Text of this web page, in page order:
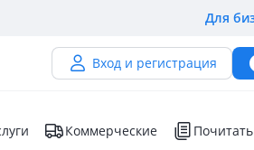
Для
Вход и регистрация
Коммерческие Почитать